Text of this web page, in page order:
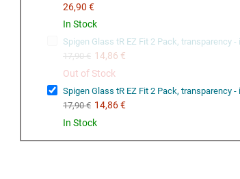
26,90 €
In Stock
Spigen Glass tR EZ Fit 2 Pack, transparency -
17,90 € 14,86 €
Out of Stock
Spigen Glass tR EZ Fit 2 Pack, transparency -
17,90 € 14,86 €
In Stock